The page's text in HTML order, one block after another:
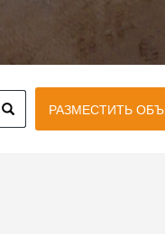
РАЗМЕСТИТЬ